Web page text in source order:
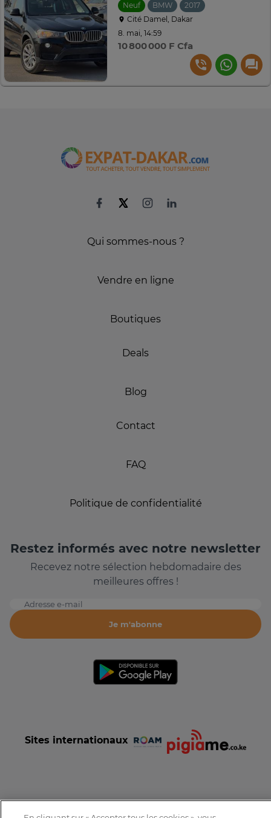
Neuf BMW 2017
Cité Damel, Dakar
8. mai, 14:59
10 800 000 F Cfa
Qui sommes-nous ?
Vendre en ligne
Boutiques
Deals
Blog
Contact
FAQ
Politique de confidentialité
Restez informés avec notre newsletter
Recevez notre sélection hebdomadaire des
meilleures offres !
Adresse e-mail
Je m'abonne
Sites internationaux
Conditions et Charte d'utilisation Politique de confidentialité